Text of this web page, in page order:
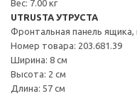
Вес: 7.00 кг
UTRUSTA УТРУСТА
Фронтальная панель ящика,
Номер товара: 203.681.39
Ширина: 8 см
Высота: 2 см
Длина: 57 см